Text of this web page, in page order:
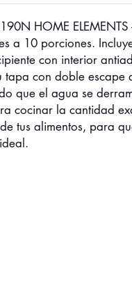
HOME
a 10 porciones.
con interior
tapa con doble escape
que el agua se
cocinar la cantidad
tus alimentos, para